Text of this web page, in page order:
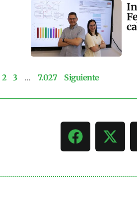
2 3 … 7.027 Siguiente